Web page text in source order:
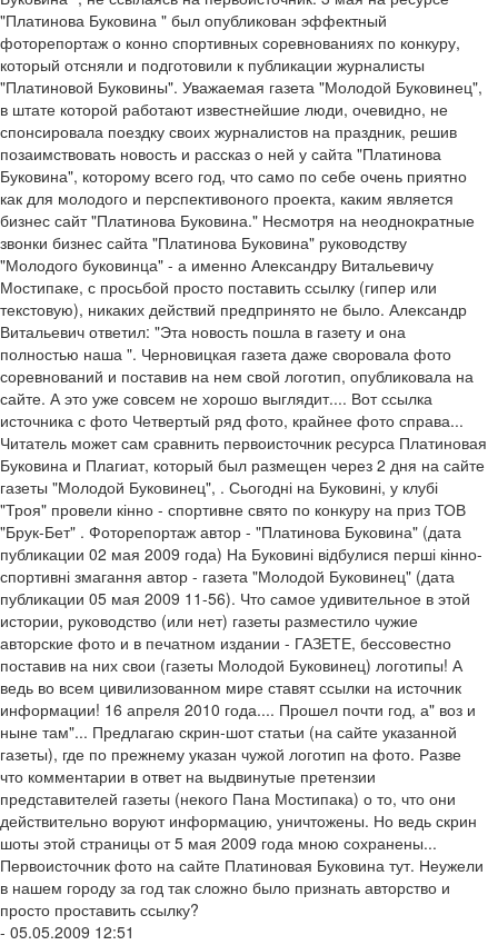
"Платинова Буковина " был опубликован эффектный
фоторепортаж о конно спортивных соревнованиях по конкуру,
который отсняли и подготовили к публикации журналисты
"Платиновой Буковины". Уважаемая газета "Молодой Буковинец",
в штате которой работают известнейшие люди, очевидно, не
спонсировала поездку своих журналистов на праздник, решив
позаимствовать новость и рассказ о ней у сайта "Платинова
Буковина", которому всего год, что само по себе очень приятно
как для молодого и перспективоного проекта, каким является
бизнес сайт "Платинова Буковина." Несмотря на неоднократные
звонки бизнес сайта "Платинова Буковина" руководству
"Молодого буковинца" - а именно Александру Витальевичу
Мостипаке, с просьбой просто поставить ссылку (гипер или
текстовую), никаких действий предпринято не было. Александр
Витальевич ответил: "Эта новость пошла в газету и она
полностью наша ". Черновицкая газета даже своровала фото
соревнований и поставив на нем свой логотип, опубликовала на
сайте. А это уже совсем не хорошо выглядит.... Вот ссылка
источника с фото Четвертый ряд фото, крайнее фото справа...
Читатель может сам сравнить первоисточник ресурса Платиновая
Буковина и Плагиат, который был размещен через 2 дня на сайте
газеты "Молодой Буковинец", . Сьогодні на Буковині, у клубі
"Троя" провели кінно - спортивне свято по конкуру на приз ТОВ
"Брук-Бет" . Фоторепортаж автор - "Платинова Буковина" (дата
публикации 02 мая 2009 года) На Буковині відбулися перші кінно-
спортивні змагання автор - газета "Молодой Буковинец" (дата
публикации 05 мая 2009 11-56). Что самое удивительное в этой
истории, руководство (или нет) газеты разместило чужие
авторские фото и в печатном издании - ГАЗЕТЕ, бессовестно
поставив на них свои (газеты Молодой Буковинец) логотипы! А
ведь во всем цивилизованном мире ставят ссылки на источник
информации! 16 апреля 2010 года.... Прошел почти год, а" воз и
ныне там"... Предлагаю скрин-шот статьи (на сайте указанной
газеты), где по прежнему указан чужой логотип на фото. Разве
что комментарии в ответ на выдвинутые претензии
представителей газеты (некого Пана Мостипака) о то, что они
действительно воруют информацию, уничтожены. Но ведь скрин
шоты этой страницы от 5 мая 2009 года мною сохранены...
Первоисточник фото на сайте Платиновая Буковина тут. Неужели
в нашем городу за год так сложно было признать авторство и
просто проставить ссылку?
- 05.05.2009 12:51